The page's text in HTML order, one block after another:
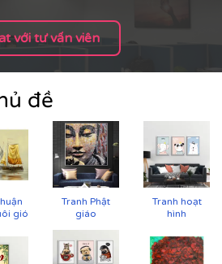
với tư vấn viên
đề
gió
Tranh Phật
giáo
Tranh hoạt
hình